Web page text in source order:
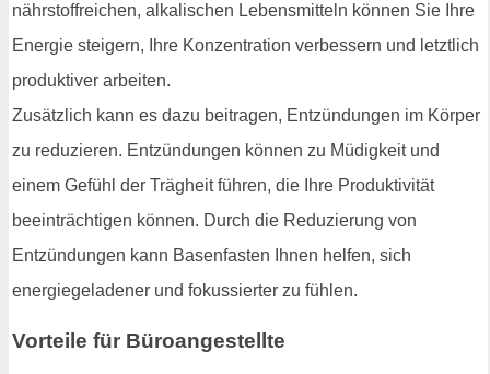
nährstoffreichen, alkalischen Lebensmitteln können Sie Ihre
Energie steigern, Ihre Konzentration verbessern und letztlich
produktiver arbeiten.
Zusätzlich kann es dazu beitragen, Entzündungen im Körper
zu reduzieren. Entzündungen können zu Müdigkeit und
einem Gefühl der Trägheit führen, die Ihre Produktivität
beeinträchtigen können. Durch die Reduzierung von
Entzündungen kann Basenfasten Ihnen helfen, sich
energiegeladener und fokussierter zu fühlen.
Vorteile für Büroangestellte